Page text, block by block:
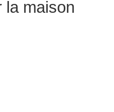
la maison